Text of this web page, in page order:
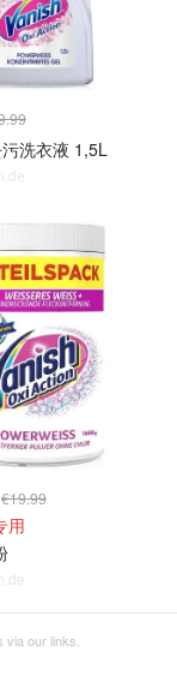
洗衣液 1,5L
€19.99
用
our links.